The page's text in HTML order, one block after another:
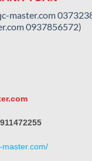
master.com
0937856572)
master.com/